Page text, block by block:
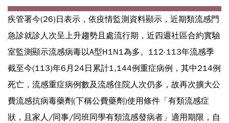
疾管署今(26)日表示，依疫情監測資料顯示，近期類流感門
急診就診人次呈上升趨勢且處流行期，近四週社區合約實驗
室監測顯示流感病毒以A型H1N1為多。112-113年流感季
截至今(113)年6月24日累計1,144例重症病例，其中214例
死亡，流感重症病例數及流感住院人次仍多，故再次擴大公
費流感抗病毒藥劑(下稱公費藥劑)使用條件「有類流感症
狀，且家人/同事/同班同學有類流感發病者」適用期限，自